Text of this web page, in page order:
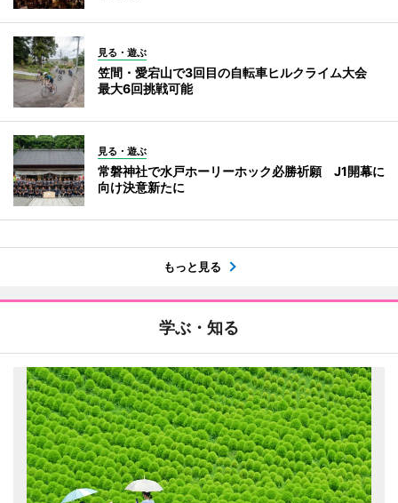
見る・遊ぶ
笠間・愛宕山で3回目の自転車ヒルクライム大会
最大6回挑戦可能
見る・遊ぶ
常磐神社で水戸ホーリーホック必勝祈願 J1開幕に
向け決意新たに
もっと見る
学ぶ・知る